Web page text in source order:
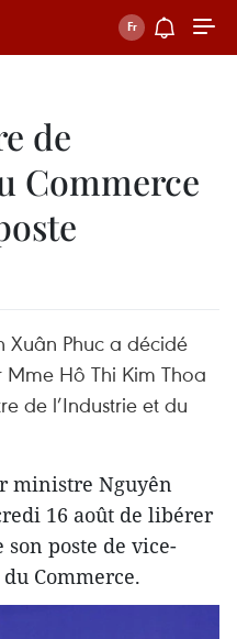
de
Commerce
Xuân Phuc a décidé
Hô Thi Kim Thoa
de l’Industrie et du
ministre Nguyên
16 août de libérer
poste de vice-
Commerce.